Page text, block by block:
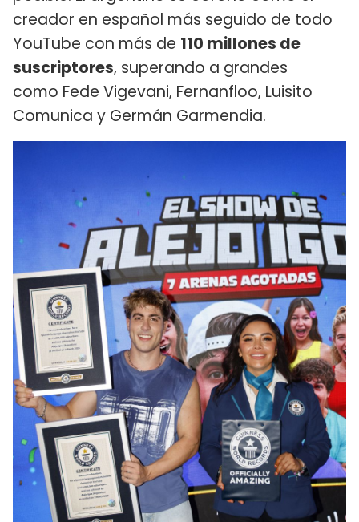
creador en español más seguido de todo
YouTube con más de 110 millones de
suscriptores, superando a grandes
como Fede Vigevani, Fernanfloo, Luisito
Comunica y Germán Garmendia.